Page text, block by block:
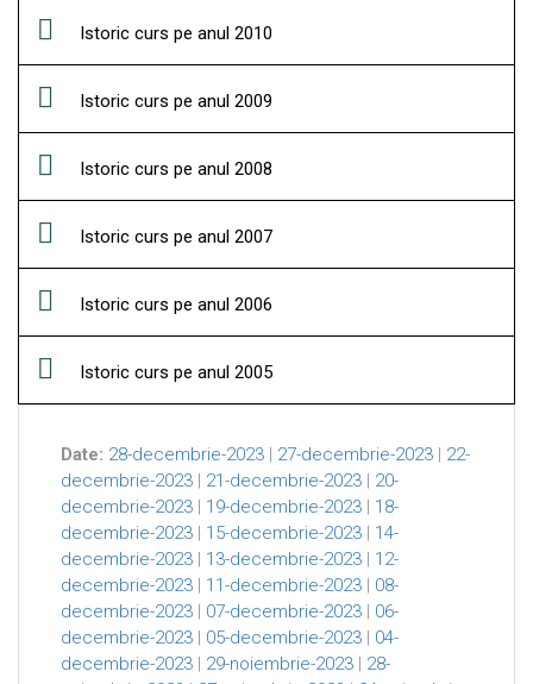
Istoric curs pe anul 2010
Istoric curs pe anul 2009
Istoric curs pe anul 2008
Istoric curs pe anul 2007
Istoric curs pe anul 2006
Istoric curs pe anul 2005
Date: 28-decembrie-2023 | 27-decembrie-2023 | 22-
decembrie-2023 | 21-decembrie-2023 | 20-
decembrie-2023 | 19-decembrie-2023 | 18-
decembrie-2023 | 15-decembrie-2023 | 14-
decembrie-2023 | 13-decembrie-2023 | 12-
decembrie-2023 | 11-decembrie-2023 | 08-
decembrie-2023 | 07-decembrie-2023 | 06-
decembrie-2023 | 05-decembrie-2023 | 04-
decembrie-2023 | 29-noiembrie-2023 | 28-